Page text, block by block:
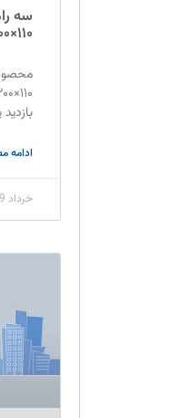
۱۱۰×۲۰۰ میلی‌متر
ادامه
خرداد 9, 1405